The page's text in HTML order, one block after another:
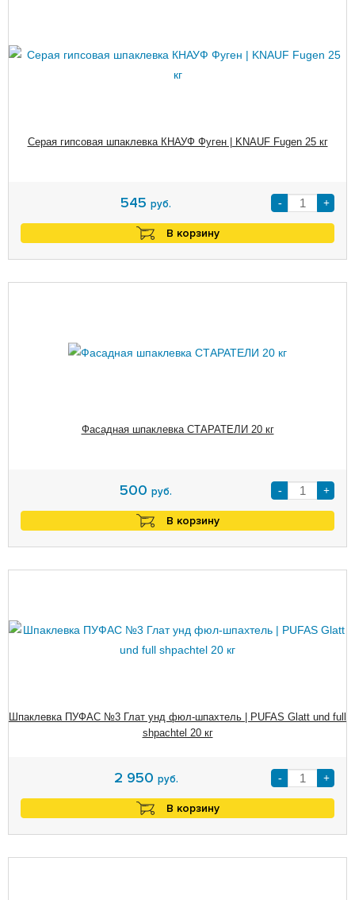
Серая гипсовая шпаклевка КНАУФ Фуген | KNAUF Fugen 25 кг
- +
545 руб.
В корзину
Фасадная шпаклевка СТАРАТЕЛИ 20 кг
- +
500 руб.
В корзину
Шпаклевка ПУФАС №3 Глат унд фюл-шпахтель | PUFAS Glatt und full
shpachtel 20 кг
- +
2 950 руб.
В корзину